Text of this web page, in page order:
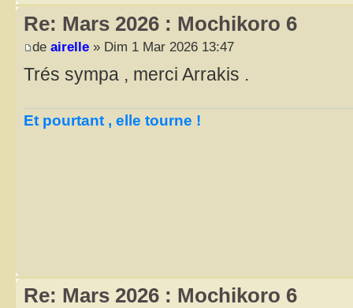
Re: Mars 2026 : Mochikoro 6
de airelle » Dim 1 Mar 2026 13:47
Trés sympa , merci Arrakis .
Et pourtant , elle tourne !
Re: Mars 2026 : Mochikoro 6